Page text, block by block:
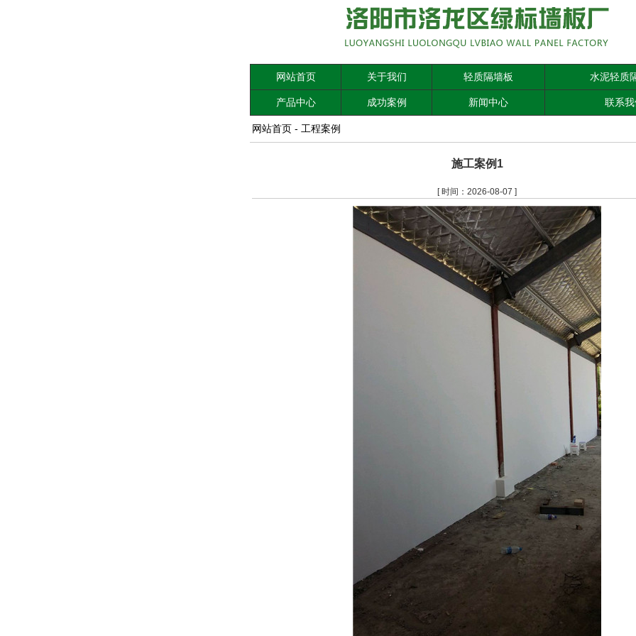
网站首页 关于我们 轻质隔墙板 水泥轻质
产品中心 成功案例 新闻中心 联系我
网站首页 - 工程案例
施工案例1
[ 时间：2026-08-07 ]